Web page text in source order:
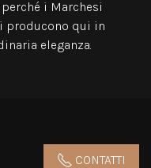
i Marchesi
producono qui in
eleganza.
CONTATTI